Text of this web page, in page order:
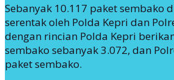
Sebanyak 10.117 paket sembako
serentak oleh Polda Kepri dan
dengan rincian Polda Kepri
sembako sebanyak 3.072, dan
paket sembako.